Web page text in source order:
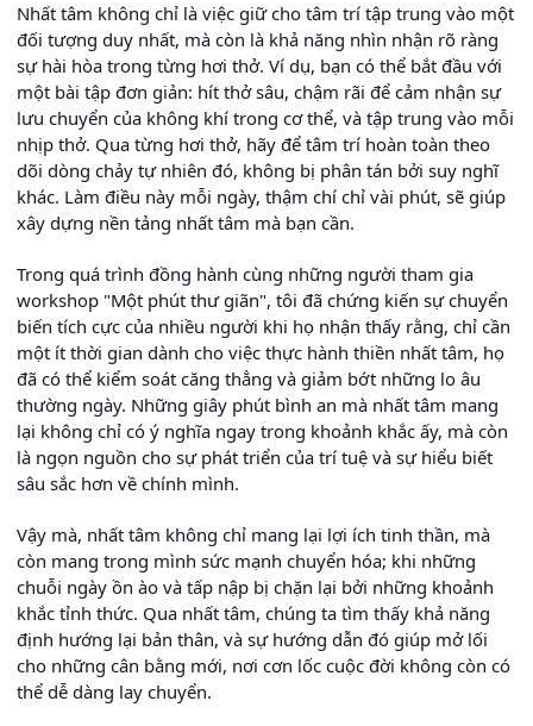
Nhất tâm không chỉ là việc giữ cho tâm trí tập trung vào một
đối tượng duy nhất, mà còn là khả năng nhìn nhận rõ ràng
sự hài hòa trong từng hơi thở. Ví dụ, bạn có thể bắt đầu với
một bài tập đơn giản: hít thở sâu, chậm rãi để cảm nhận sự
lưu chuyển của không khí trong cơ thể, và tập trung vào mỗi
nhịp thở. Qua từng hơi thở, hãy để tâm trí hoàn toàn theo
dõi dòng chảy tự nhiên đó, không bị phân tán bởi suy nghĩ
khác. Làm điều này mỗi ngày, thậm chí chỉ vài phút, sẽ giúp
xây dựng nền tảng nhất tâm mà bạn cần.
Trong quá trình đồng hành cùng những người tham gia
workshop "Một phút thư giãn", tôi đã chứng kiến sự chuyển
biến tích cực của nhiều người khi họ nhận thấy rằng, chỉ cần
một ít thời gian dành cho việc thực hành thiền nhất tâm, họ
đã có thể kiểm soát căng thẳng và giảm bớt những lo âu
thường ngày. Những giây phút bình an mà nhất tâm mang
lại không chỉ có ý nghĩa ngay trong khoảnh khắc ấy, mà còn
là ngọn nguồn cho sự phát triển của trí tuệ và sự hiểu biết
sâu sắc hơn về chính mình.
Vậy mà, nhất tâm không chỉ mang lại lợi ích tinh thần, mà
còn mang trong mình sức mạnh chuyển hóa; khi những
chuỗi ngày ồn ào và tấp nập bị chặn lại bởi những khoảnh
khắc tỉnh thức. Qua nhất tâm, chúng ta tìm thấy khả năng
định hướng lại bản thân, và sự hướng dẫn đó giúp mở lối
cho những cân bằng mới, nơi cơn lốc cuộc đời không còn có
thể dễ dàng lay chuyển.